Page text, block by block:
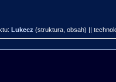
Lukecz (struktura, obsah) ||